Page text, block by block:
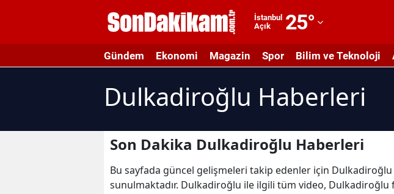
İstanbul
Açık
25°
Adıyaman
Afyonkarahisar
Amasya
Antalya
Gündem Ekonomi Magazin Spor Bilim ve Teknoloji
Dulkadiroğlu Haberleri
Son Dakika Dulkadiroğlu Haberleri
Bu sayfada güncel gelişmeleri takip edenler için
sunulmaktadır. Dulkadiroğlu ile ilgili tüm video,